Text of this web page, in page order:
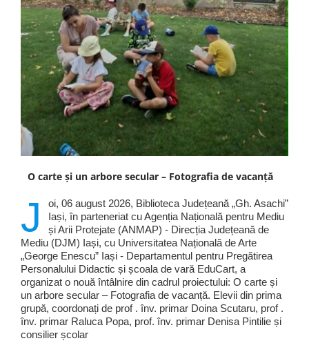
O carte și un arbore secular – Fotografia de vacanță
J
oi, 06 august 2026, Biblioteca Județeană „Gh. Asachi”
Iași, în parteneriat cu Agenția Națională pentru Mediu
și Arii Protejate (ANMAP) - Direcția Județeană de
Mediu (DJM) Iași, cu Universitatea Națională de Arte
„George Enescu” Iași - Departamentul pentru Pregătirea
Personalului Didactic și școala de vară EduCart, a
organizat o nouă întâlnire din cadrul proiectului: O carte și
un arbore secular – Fotografia de vacanță. Elevii din prima
grupă, coordonați de prof . înv. primar Doina Scutaru, prof .
înv. primar Raluca Popa, prof. înv. primar Denisa Pintilie și
consilier școlar